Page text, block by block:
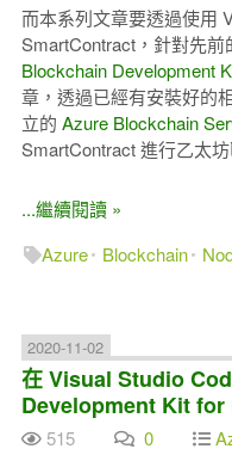
而本系列文章要透過使用
SmartContract，針對先前
Blockchain Development
章，透過已經有安裝好的
立的 Azure Blockchain
SmartContract 進行乙太
...繼續閱讀 »
Azure
Blockchain
2020-11-02
在 Visual Studio
Development Kit for
515 0